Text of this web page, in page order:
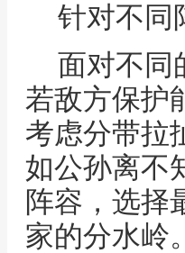
针对不同
面对不同
若敌方保护
考虑分带拉
如公孙离不
阵容，选择
家的分水岭。